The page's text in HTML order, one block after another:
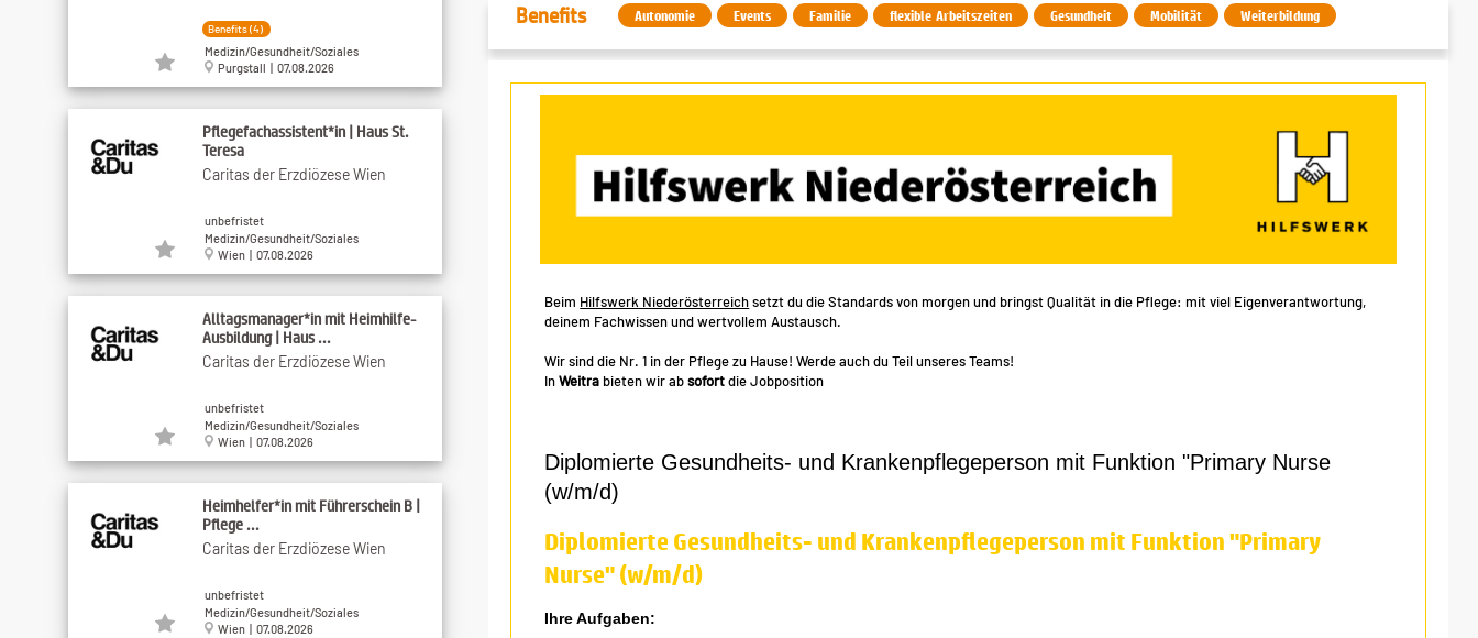
Benefits Autonomie Events Familie flexible Arbeitszeiten Gesundheit Mobilität Weiterbildung
Beim Hilfswerk Niederösterreichsetzt du die Standards von morgen und bringst Qualität in die Pflege: mit viel Eigenverantwortung,
deinem Fachwissen und wertvollem Austausch.
Wir sind die Nr. 1 in der Pflege zu Hause! Werde auch du Teil unseres Teams!
InWeitra bieten wir absofortdie Jobposition
Diplomierte Gesundheits- und Krankenpflegeperson mit Funktion "Primary Nurse
(w/m/d)
Diplomierte Gesundheits- und Krankenpflegeperson mit Funktion "Primary
Nurse" (w/m/d)
Ihre Aufgaben:
Benefits (4)
Medizin/Gesundheit/Soziales
Purgstall | 07.08.2026
Pflegefachassistent*in | Haus St.
Teresa
Caritas der Erzdiözese Wien
unbefristet
Medizin/Gesundheit/Soziales
Wien | 07.08.2026
Alltagsmanager*in mit Heimhilfe-
Ausbildung | Haus ...
Caritas der Erzdiözese Wien
unbefristet
Medizin/Gesundheit/Soziales
Wien | 07.08.2026
Heimhelfer*in mit Führerschein B |
Pflege ...
Caritas der Erzdiözese Wien
unbefristet
Medizin/Gesundheit/Soziales
Wien | 07.08.2026